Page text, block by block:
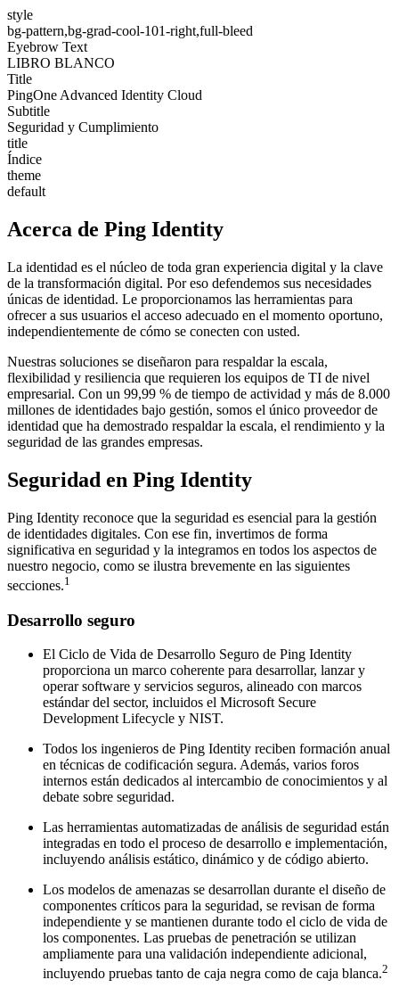
style
bg-pattern,bg-grad-cool-101-right,full-bleed
Eyebrow Text
LIBRO BLANCO
Title
PingOne Advanced Identity Cloud
Subtitle
Seguridad y Cumplimiento
title
Índice
theme
default
Acerca de Ping Identity
La identidad es el núcleo de toda gran experiencia digital y la clave
de la transformación digital. Por eso defendemos sus necesidades
únicas de identidad. Le proporcionamos las herramientas para
ofrecer a sus usuarios el acceso adecuado en el momento oportuno,
independientemente de cómo se conecten con usted.
Nuestras soluciones se diseñaron para respaldar la escala,
flexibilidad y resiliencia que requieren los equipos de TI de nivel
empresarial. Con un 99,99 % de tiempo de actividad y más de 8.000
millones de identidades bajo gestión, somos el único proveedor de
identidad que ha demostrado respaldar la escala, el rendimiento y la
seguridad de las grandes empresas.
Seguridad en Ping Identity
Ping Identity reconoce que la seguridad es esencial para la gestión
de identidades digitales. Con ese fin, invertimos de forma
significativa en seguridad y la integramos en todos los aspectos de
nuestro negocio, como se ilustra brevemente en las siguientes
secciones.1
Desarrollo seguro
El Ciclo de Vida de Desarrollo Seguro de Ping Identity
proporciona un marco coherente para desarrollar, lanzar y
operar software y servicios seguros, alineado con marcos
estándar del sector, incluidos el Microsoft Secure
Development Lifecycle y NIST.
Todos los ingenieros de Ping Identity reciben formación anual
en técnicas de codificación segura. Además, varios foros
internos están dedicados al intercambio de conocimientos y al
debate sobre seguridad.
Las herramientas automatizadas de análisis de seguridad están
integradas en todo el proceso de desarrollo e implementación,
incluyendo análisis estático, dinámico y de código abierto.
Los modelos de amenazas se desarrollan durante el diseño de
componentes críticos para la seguridad, se revisan de forma
independiente y se mantienen durante todo el ciclo de vida de
los componentes. Las pruebas de penetración se utilizan
ampliamente para una validación independiente adicional,
incluyendo pruebas tanto de caja negra como de caja blanca.2